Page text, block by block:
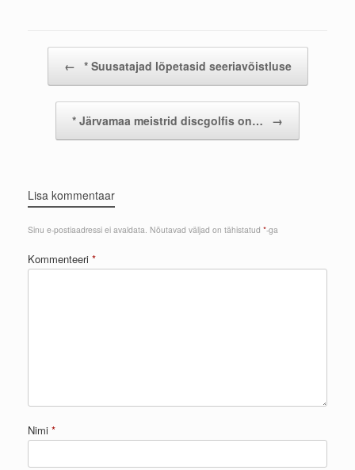
← * Suusatajad lõpetasid seeriavõistluse
* Järvamaa meistrid discgolfis on… →
Lisa kommentaar
Sinu e-postiaadressi ei avaldata. Nõutavad väljad on tähistatud *-ga
Kommenteeri *
Nimi *